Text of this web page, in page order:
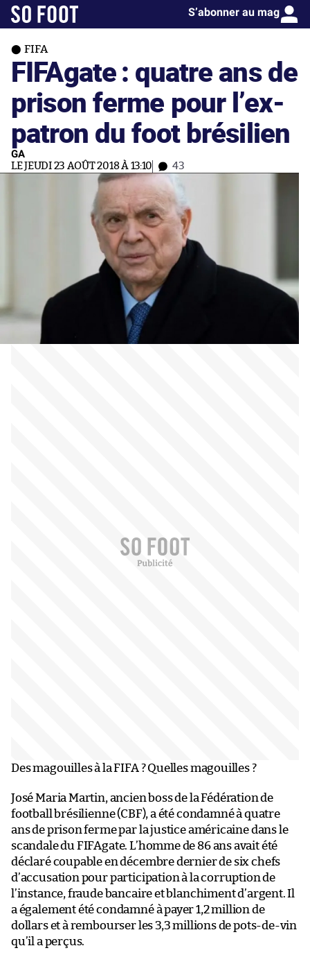
S’abonner au mag
FIFA
FIFAgate : quatre ans de
prison ferme pour l’ex-
patron du foot brésilien
GA
LE JEUDI 23 AOÛT 2018 À 13:10 43
Des magouilles à la FIFA ? Quelles magouilles ?
José Maria Martin, ancien boss de la Fédération de
football brésilienne (CBF), a été condamné à quatre
ans de prison ferme par la justice américaine dans le
scandale du FIFAgate. L’homme de 86 ans avait été
déclaré coupable en décembre dernier de six chefs
d’accusation pour participation à la corruption de
l’instance, fraude bancaire et blanchiment d’argent. Il
a également été condamné à payer 1,2 million de
dollars et à rembourser les 3,3 millions de pots-de-vin
qu’il a perçus.